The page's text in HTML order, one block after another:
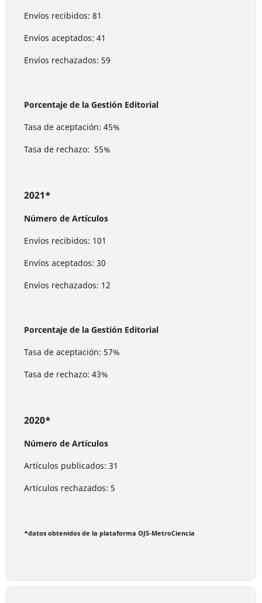
Envíos recibidos: 81
Envíos aceptados: 41
Envíos rechazados: 59
Porcentaje de la Gestión Editorial
Tasa de aceptación: 45%
Tasa de rechazo: 55%
2021*
Número de Artículos
Envíos recibidos: 101
Envíos aceptados: 30
Envíos rechazados: 12
Porcentaje de la Gestión Editorial
Tasa de aceptación: 57%
Tasa de rechazo: 43%
2020*
Número de Artículos
Artículos publicados: 31
Artículos rechazados: 5
*datos obtenidos de la plataforma OJS-MetroCiencia